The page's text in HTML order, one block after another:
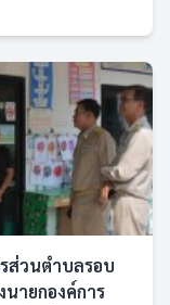
ส่วนตำบลรอบ
นายกองค์การ